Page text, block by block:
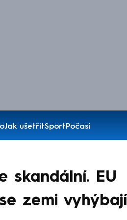
Jak ušetřitSportPočasí
skandální. EU
zemi vyhýbají